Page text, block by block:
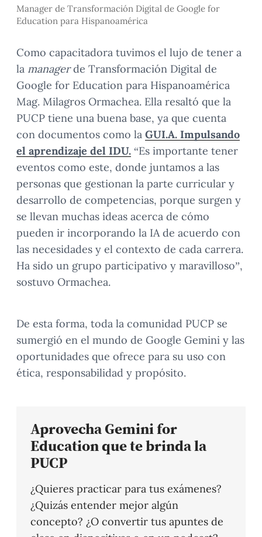
Manager de Transformación Digital de Google for
Education para Hispanoamérica
Como capacitadora tuvimos el lujo de tener a
la managerde Transformación Digital de
Google for Education para Hispanoamérica
Mag. Milagros Ormachea. Ella resaltó que la
PUCP tiene una buena base, ya que cuenta
con documentos como la GUI.A. Impulsando
el aprendizaje del IDU. “Es importante tener
eventos como este, donde juntamos a las
personas que gestionan la parte curricular y
desarrollo de competencias, porque surgen y
se llevan muchas ideas acerca de cómo
pueden ir incorporando la IA de acuerdo con
las necesidades y el contexto de cada carrera.
Ha sido un grupo participativo y maravilloso”,
sostuvo Ormachea.
De esta forma, toda la comunidad PUCP se
sumergió en el mundo de Google Gemini y las
oportunidades que ofrece para su uso con
ética, responsabilidad y propósito.
Aprovecha Gemini for
Education que te brinda la
PUCP
¿Quieres practicar para tus exámenes?
¿Quizás entender mejor algún
concepto? ¿O convertir tus apuntes de